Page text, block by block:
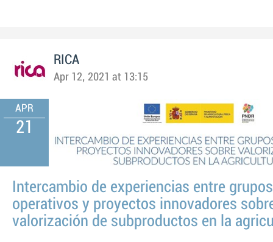
RICA
Apr 12, 2021 at 13:15
APR
21
Intercambio de experiencias entre grupos
operativos y proyectos innovadores
valorización de subproductos en la